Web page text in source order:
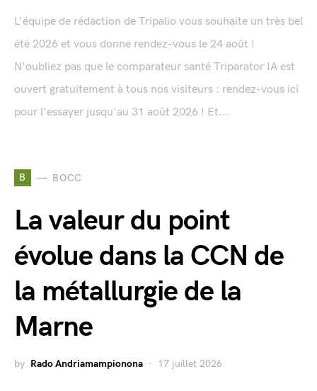
L'équipe de rédaction de Tripalio vous souhaite un très bel
été 2026 et vous donne rendez-vous le 24 août !
N'oubliez pas que le comparateur santé Triparator IA est
ouvert gratuitement à tous nos visiteurs : rendez-vous ici
pour l'essayer jusqu'au 31 août 2026 ! Et...
B BOCC
La valeur du point
évolue dans la CCN de
la métallurgie de la
Marne
by Rado Andriamampionona 17 juillet 2026